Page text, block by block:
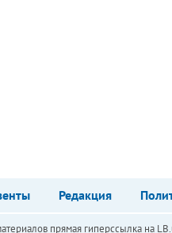
Редакция
прямая гиперссылка на